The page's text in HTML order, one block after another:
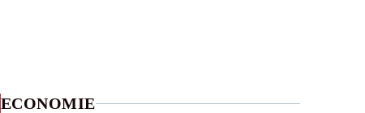
ECONOMIE